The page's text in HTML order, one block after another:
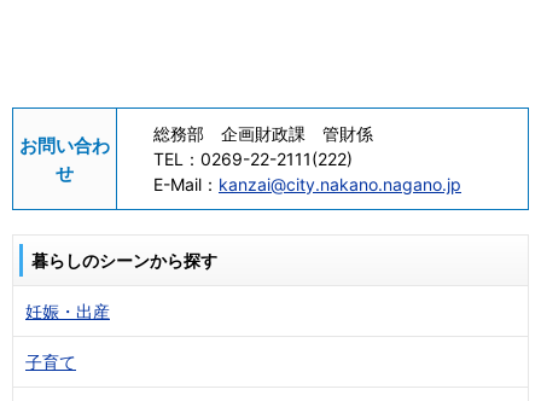
お問い合わ
せ
総務部 企画財政課 管財係
TEL： 0269-22-2111(222)
E-Mail： kanzai@city.nakano.nagano.jp
暮らしのシーンから探す
妊娠・出産
子育て